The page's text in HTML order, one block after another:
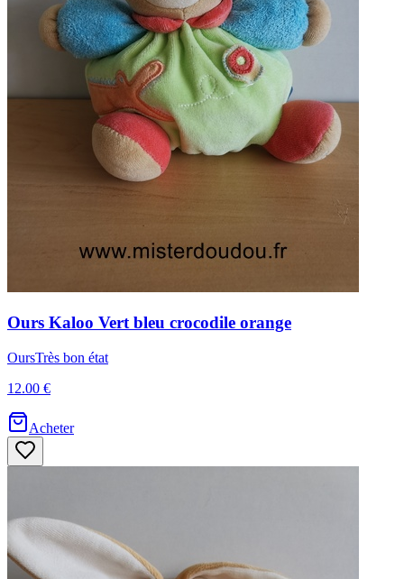
Ours Kaloo Vert bleu crocodile orange
OursTrès bon état
12.00 €
Acheter